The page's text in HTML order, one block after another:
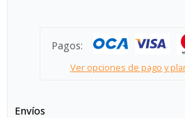
Pagos:
Ver opciones de pago y
Envíos